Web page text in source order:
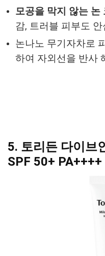
모공을 막지 않는 논
감, 트러블 피부도
논나노 무기자차로
하여 자외선을 반사
5. 토리든 다이브
SPF 50+ PA++++